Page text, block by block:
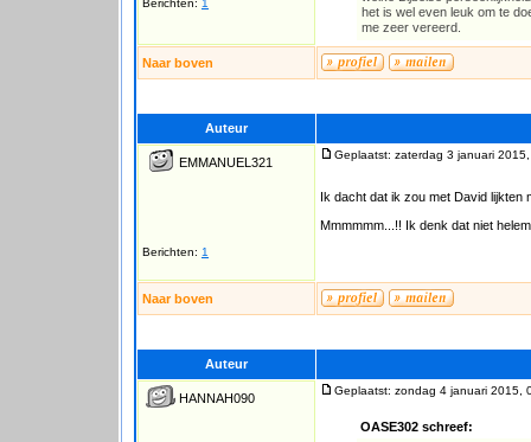
Berichten: 1
het is wel even leuk om te
me zeer vereerd.
Naar boven
Auteur
EMMANUEL321
Berichten: 1
Geplaatst: zaterdag 3 januari
Ik dacht dat ik zou met David
Mmmmmm...!! Ik denk dat niet
Naar boven
Auteur
HANNAH090
Geplaatst: zondag 4 januari 2015,
OASE302 schreef: